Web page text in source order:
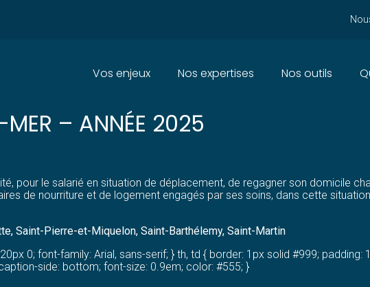
Principal
Vos enjeux Nos expertises Nos outils
GRANDS DÉPLACEMENTS
MER – ANNÉE 2025
pour le salarié en situation de déplacement, de regagner son domicile
de nourriture et de logement engagés par ses soins, dans cette
Saint-Pierre-et-Miquelon, Saint-Barthélemy, Saint-Martin
0; font-family: Arial, sans-serif; } th, td { border: 1px solid #999; padding:
side: bottom; font-size: 0.9em; color: #555; }